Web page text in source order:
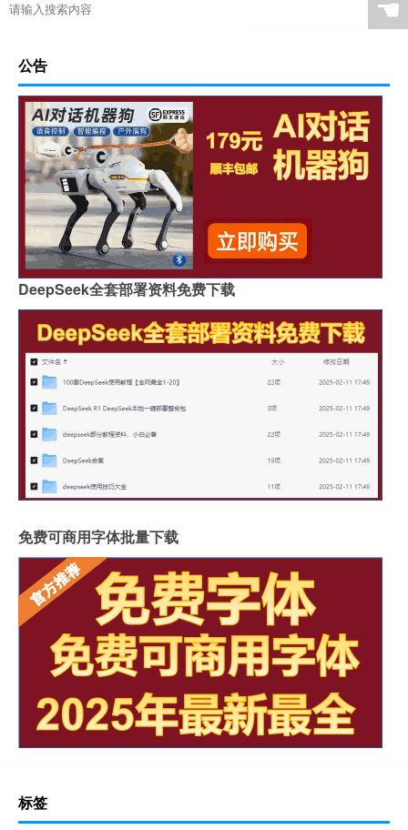
☚
公告
DeepSeek全套部署资料免费下载
免费可商用字体批量下载
标签